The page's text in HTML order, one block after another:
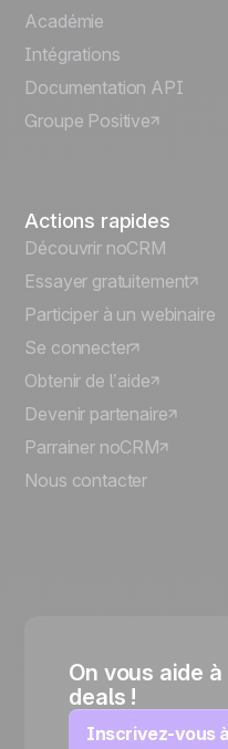
Português
Italiano
Deutsch
Académie
Intégrations
Documentation API
Groupe Positive
Actions rapides
Découvrir noCRM
Essayer gratuitement
Participer à un webinaire
Se connecter
Obtenir de l’aide
Devenir partenaire
Parrainer noCRM
Nous contacter
On vous aide
deals !
Inscrivez-vous